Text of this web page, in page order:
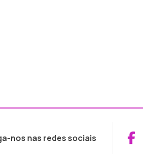
nos nas redes sociais